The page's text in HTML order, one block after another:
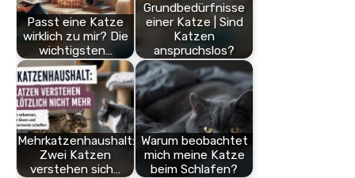
Passt eine Katze
wirklich zu mir? Die
wichtigsten…
Grundbedürfnisse
einer Katze | Sind
Katzen
anspruchslos?
Mehrkatzenhaushalt:
Zwei Katzen
verstehen sich…
Warum beobachtet
mich meine Katze
beim Schlafen?